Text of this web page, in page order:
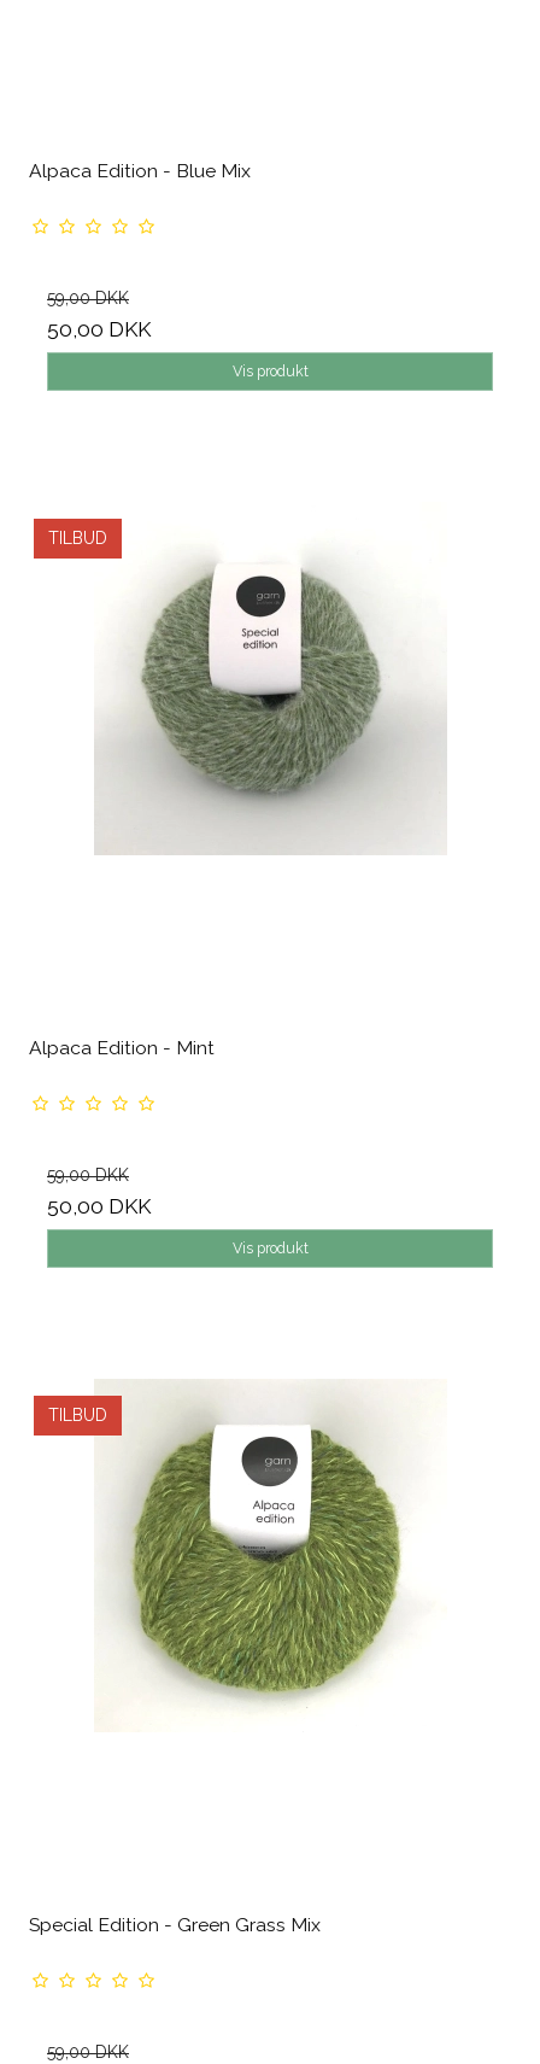
Alpaca Edition - Blue Mix
59,00 DKK
50,00 DKK
Vis produkt
TILBUD
Alpaca Edition - Mint
59,00 DKK
50,00 DKK
Vis produkt
TILBUD
Special Edition - Green Grass Mix
59,00 DKK